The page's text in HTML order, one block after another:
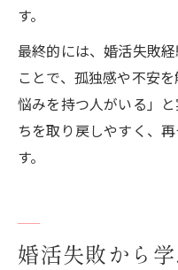
す。
最終的には、婚活失敗
ことで、孤独感や不安
悩みを持つ人がいる」
ちを取り戻しやすく、
す。
婚活失敗から